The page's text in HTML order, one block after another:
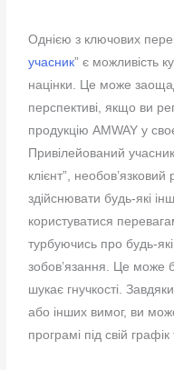
Однією з ключових
учасник” є можливість
націнки. Це може
перспективі, якщо ви
продукцію AMWAY у
Привілейований
клієнт”,
здійснювати будь-які
користуватися
турбуючись про будь-
зобов’язання. Це може
шукає гнучкості.
або інших вимог, ви
програмі під свій